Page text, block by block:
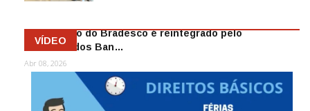
Funcionário do Bradesco é reintegrado pelo
Sindicato dos Ban…
Abr 08, 2026
VÍDEO